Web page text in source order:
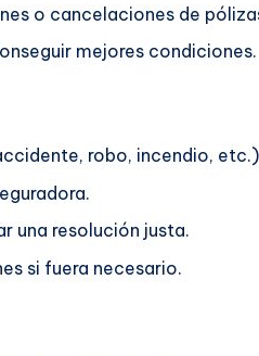
o cancelaciones de
mejores condiciones.
robo, incendio,
una resolución justa.
si fuera necesario.